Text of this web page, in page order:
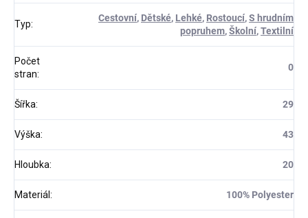
Typ:
Cestovní, Dětské, Lehké, Rostoucí,S hrudním
popruhem,Školní,Textilní
Počet
stran:
0
Šířka: 29
Výška: 43
Hloubka: 20
Materiál: 100% Polyester